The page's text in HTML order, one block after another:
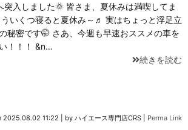
突入しました🌞 皆さま、夏休みは満喫してま
いくつ寝ると夏休み～♬ 実はちょっと浮足立
秘密です🤭 さあ、今週も早速おススメの車を
！！！ &n…
続きを読む
2025.08.02 11:22 by ハイエース専門店CRS Perma Link